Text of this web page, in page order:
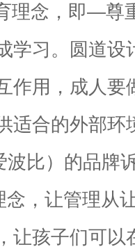
理念，即—尊
学习。圆道设
作用，成人要
适合的外部环
波比）的品牌
念，让管理从
，让孩子们可